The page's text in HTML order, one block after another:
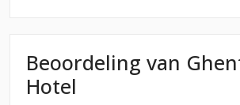
Beoordeling van
Hotel